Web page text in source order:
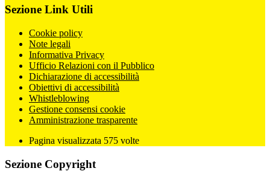
Sezione Link Utili
Cookie policy
Note legali
Informativa Privacy
Ufficio Relazioni con il Pubblico
Dichiarazione di accessibilità
Obiettivi di accessibilità
Whistleblowing
Gestione consensi cookie
Amministrazione trasparente
Pagina visualizzata 575 volte
Sezione Copyright